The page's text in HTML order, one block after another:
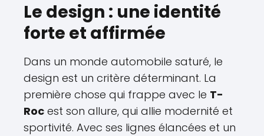
Le design : une identité
forte et affirmée
Dans un monde automobile saturé, le
design est un critère déterminant. La
première chose qui frappe avec le T-
Roc est son allure, qui allie modernité et
sportivité. Avec ses lignes élancées et un